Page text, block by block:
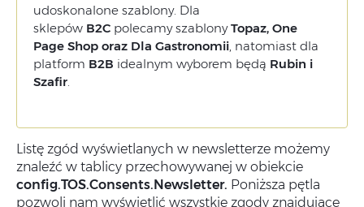
udoskonalone szablony. Dla
sklepów B2C polecamy szablonyTopaz, One
Page Shop oraz Dla Gastronomii, natomiast dla
platform B2B idealnym wyborem będą Rubin i
Szafir.
Listę zgód wyświetlanych w newsletterze możemy
znaleźć w tablicy przechowywanej w obiekcie
config.TOS.Consents.Newsletter. Poniższa pętla
pozwoli nam wyświetlić wszystkie zgody znajdujące